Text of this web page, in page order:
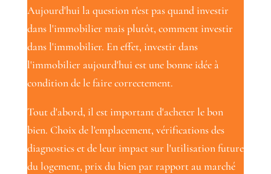
Aujourd'hui la question n'est pas quand investir
dans l'immobilier mais plutôt, comment investir
dans l'immobilier. En effet, investir dans
l'immobilier aujourd'hui est une bonne idée à
condition de le faire correctement.
Tout d'abord, il est important d'acheter le bon
bien. Choix de l'emplacement, vérifications des
diagnostics et de leur impact sur l'utilisation future
du logement, prix du bien par rapport au marché